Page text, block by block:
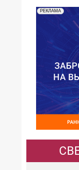
РЕКЛАМА